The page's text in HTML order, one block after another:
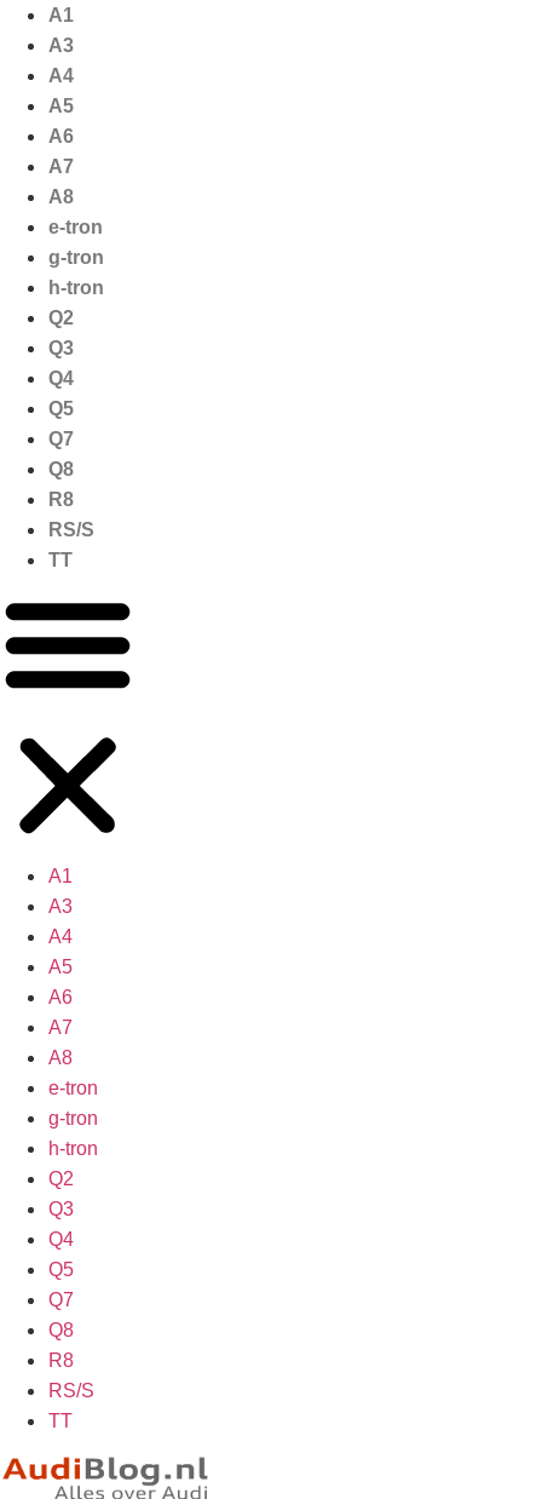
naar
inhoud
A1
A3
A4
A5
A6
A7
A8
e-tron
g-tron
h-tron
Q2
Q3
Q4
Q5
Q7
Q8
R8
RS/S
TT
A1
A3
A4
A5
A6
A7
A8
e-tron
g-tron
h-tron
Q2
Q3
Q4
Q5
Q7
Q8
R8
RS/S
TT